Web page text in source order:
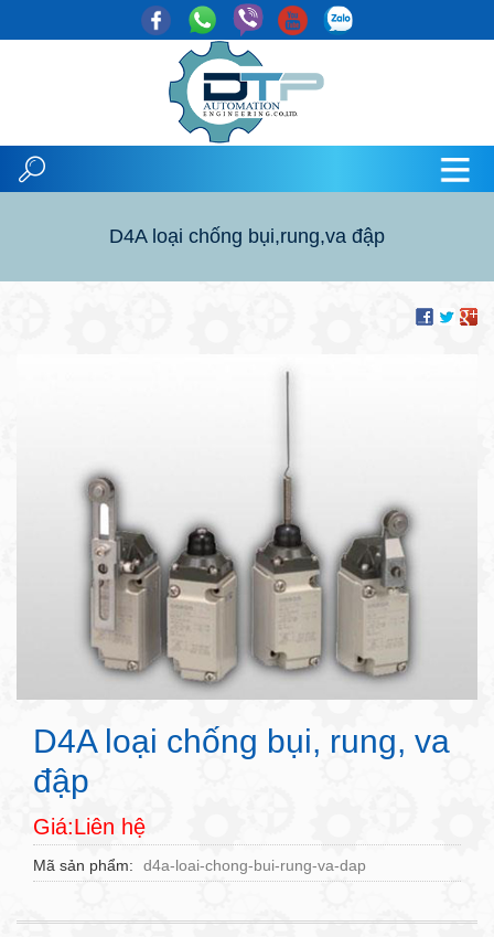
D4A loại chống bụi,rung,va đập
D4A loại chống bụi, rung, va
đập
Giá:Liên hệ
Mã sản phẩm d4a-loai-chong-bui-rung-va-dap